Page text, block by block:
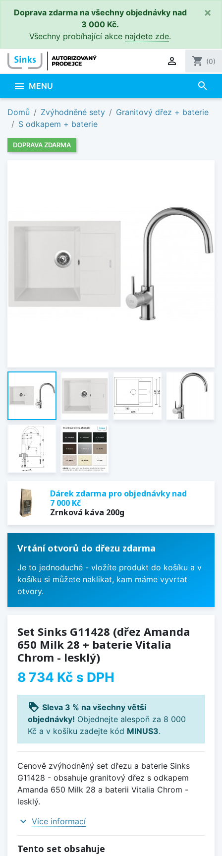
Doprava zdarma na všechny objednávky nad
3 000 Kč.
Všechny probíhající akce najdete zde.
×
 shopping_cart (0)
 MENU search
Domů Zvýhodněné sety
Granitový dřez + baterie
S odkapem + baterie
DOPRAVA ZDARMA
Dárek zdarma pro objednávky nad
7 000 Kč
Zrnková káva 200g
Vrtání otvorů do dřezu zdarma
Je to jednoduché - vložíte produkt do košíku a v
košíku si můžete naklikat, kam máme vyvrtat
otvory.
Set Sinks G11428 (dřez Amanda
650 Milk 28 + baterie Vitalia
Chrom - lesklý)
8 734 Kč s DPH
loyalty Sleva 3 % na všechny větší
objednávky! Objednejte alespoň za 8 000
Kč a v košíku zadejte kód MINUS3.
Cenově zvýhodněný set dřezu a baterie Sinks
G11428 - obsahuje granitový dřez s odkapem
Amanda 650 Milk 28 a baterii Vitalia Chrom -
lesklý.
expand_more Více informací
Tento set obsahuje